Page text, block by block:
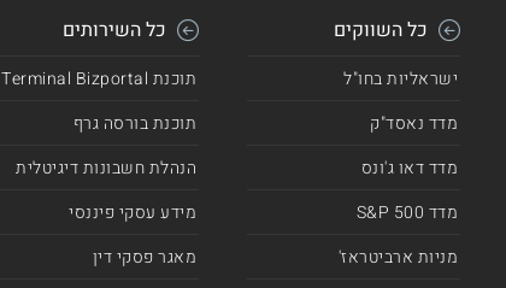
כל השווקים
ישראליות בחו"ל
מדד נאסד"ק
מדד דאו ג'ונס
מדד 500 S&P
מניות ארביטראז'
כל השירותים
תוכנת Terminal Bizportal
תוכנת בורסה גרף
הנהלת חשבונות דיגיטלית
מידע עסקי פיננסי
מאגר פסקי דין